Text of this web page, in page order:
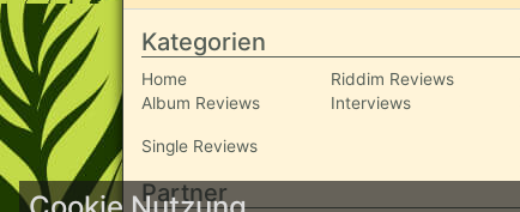
Kategorien
Home
Album Reviews
Riddim Reviews
Interviews
Single Reviews
Partner